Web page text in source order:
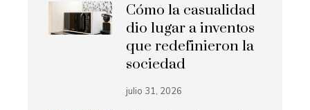
Cómo la casualidad
dio lugar a inventos
que redefinieron la
sociedad
julio 31, 2026